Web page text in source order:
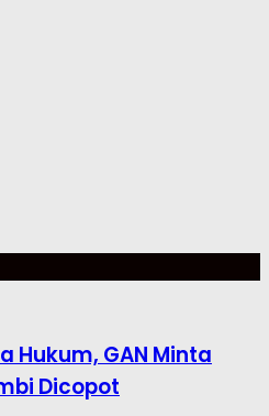
Hukum, GAN Minta
Dicopot